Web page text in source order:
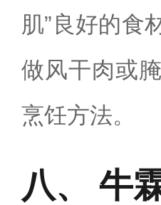
肌”良好的食
做风干肉或
烹饪方法。
牛